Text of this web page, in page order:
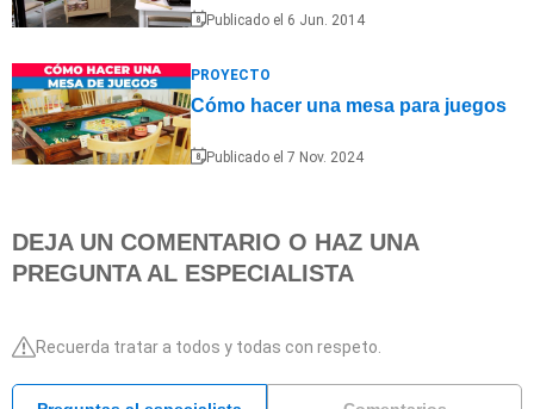
Publicado el 6 Jun. 2014
PROYECTO
Cómo hacer una mesa para juegos
Publicado el 7 Nov. 2024
DEJA UN COMENTARIO O HAZ UNA
PREGUNTA AL ESPECIALISTA
Recuerda tratar a todos y todas con respeto.